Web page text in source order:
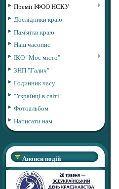
Премії ІФОО НСКУ
Дослідники краю
Пам'ятки краю
Наш часопис
ІКО "Моє місто"
ЗНП "Галич"
Годинник часу
"Українці в світі"
Фотоальбом
Написати нам
Анонси подій